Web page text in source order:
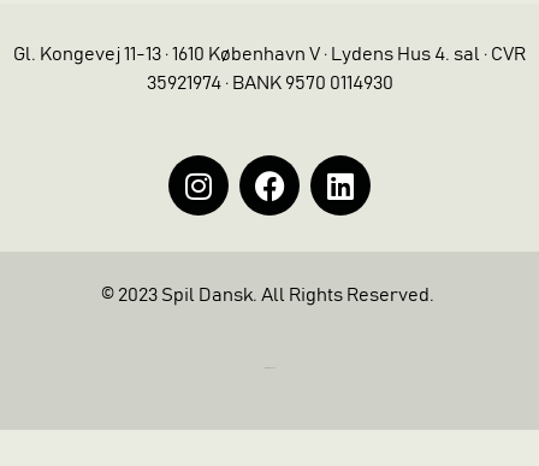
Gl. Kongevej 11-13 · 1610 København V · Lydens Hus 4. sal · CVR
35921974 · BANK 9570 0114930
© 2023 Spil Dansk. All Rights Reserved.